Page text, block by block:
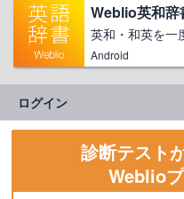
Weblio英和辞
英和・和英を一
Android
ログイン
診断テスト
Weblio